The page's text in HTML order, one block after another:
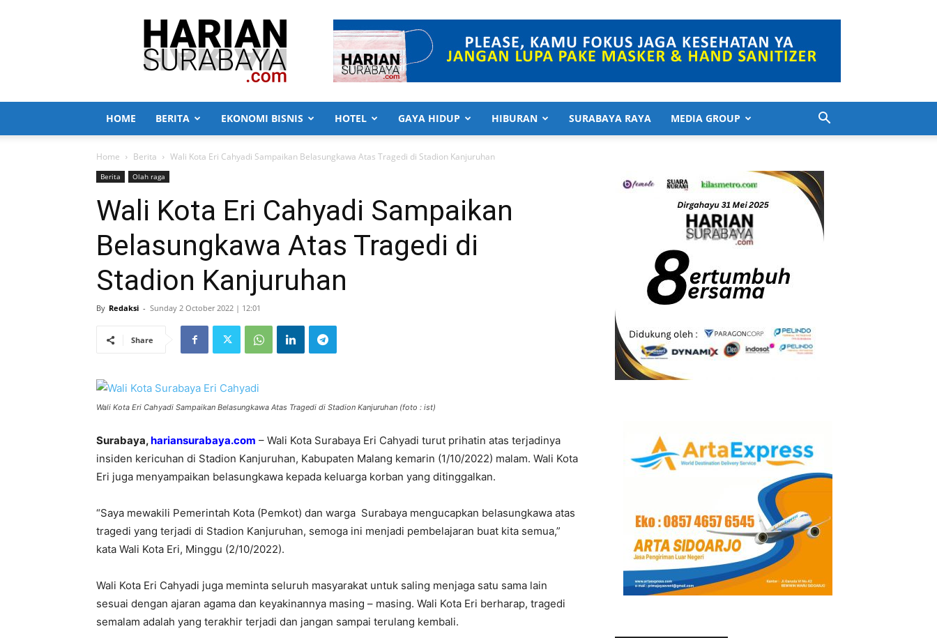
Harian
Surabaya
HOME BERITA EKONOMI BISNIS HOTEL GAYA HIDUP HIBURAN SURABAYA RAYA MEDIA GROUP
Home Berita Wali Kota Eri Cahyadi Sampaikan Belasungkawa Atas Tragedi di Stadion Kanjuruhan
Berita Olah raga
Wali Kota Eri Cahyadi Sampaikan
Belasungkawa Atas Tragedi di
Stadion Kanjuruhan
By Redaksi - Sunday 2 October 2022 | 12:01
Share
Wali Kota Eri Cahyadi Sampaikan Belasungkawa Atas Tragedi di Stadion Kanjuruhan (foto : ist)
Surabaya,hariansurabaya.com – Wali Kota Surabaya Eri Cahyadi turut prihatin atas terjadinya
insiden kericuhan di Stadion Kanjuruhan, Kabupaten Malang kemarin (1/10/2022) malam. Wali Kota
Eri juga menyampaikan belasungkawa kepada keluarga korban yang ditinggalkan.
“Saya mewakili Pemerintah Kota (Pemkot) dan warga Surabaya mengucapkan belasungkawa atas
tragedi yang terjadi di Stadion Kanjuruhan, semoga ini menjadi pembelajaran buat kita semua,”
kata Wali Kota Eri, Minggu (2/10/2022).
Wali Kota Eri Cahyadi juga meminta seluruh masyarakat untuk saling menjaga satu sama lain
sesuai dengan ajaran agama dan keyakinannya masing – masing. Wali Kota Eri berharap, tragedi
semalam adalah yang terakhir terjadi dan jangan sampai terulang kembali.